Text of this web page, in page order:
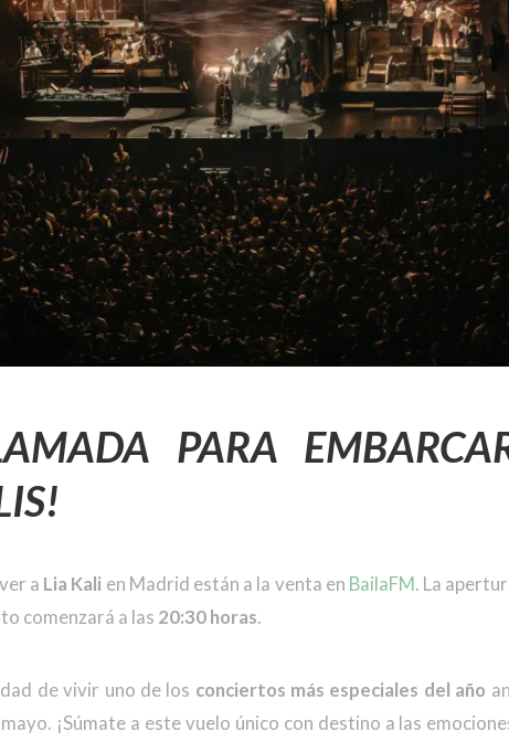
PARA
a Lia Kali en Madrid están a la venta en BailaFM. La
comenzará a las 20:30 horas.
de vivir uno de los conciertos más especiales del año
¡Súmate a este vuelo único con destino a las